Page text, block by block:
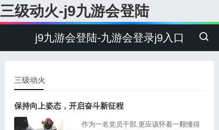
三级动火-j9九游会登陆
j9九游会登陆-九游会登录j9入口
三级动火
保持向上姿态，开启奋斗新征程
作为一名党员干部,更应该怀着一颗懂得